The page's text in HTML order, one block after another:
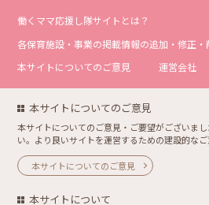
働くママ応援し隊サイトとは？
各保育施設・事業の掲載情報の追加・修正・
本サイトについてのご意見
運営会社
本サイトについてのご意見
本サイトについてのご意見・ご要望がございま
い。より良いサイトを運営するための建設的なご
本サイトについてのご意見
本サイトについて